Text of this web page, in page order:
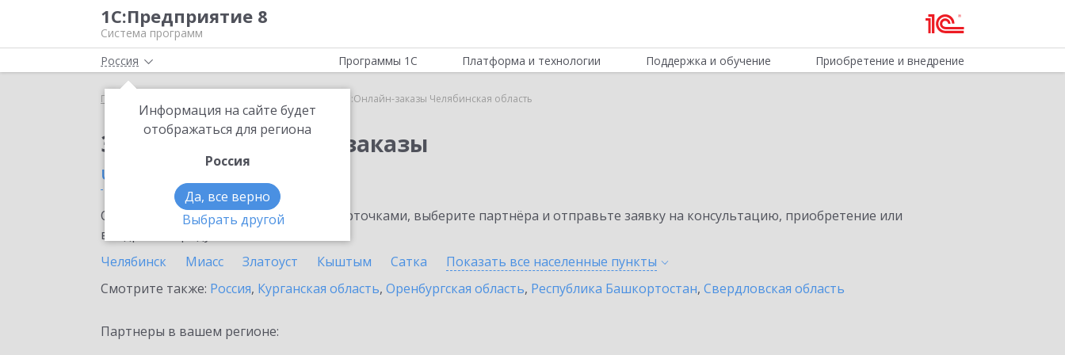
1С:Предприятие 8
Система программ
Россия
Информация на сайте будет
отображаться для региона
Россия
Да, все верно
Выбрать другой
Программы 1С Платформа и технологии Поддержка и обучение Приобретение и внедрение
Главная 1С:Онлайн-заказы Челябинская область
Заказать 1С:Онлайн-заказы
Челябинская область
Ознакомьтесь с информационными карточками, выберите партнёра и отправьте заявку на консультацию, приобретение или
внедрение продукта.
Челябинск
Миасс Златоуст Кыштым Сатка Показать все населенные пункты
Смотрите также: Россия, Курганская область, Оренбургская область, Республика Башкортостан, Свердловская область
Партнеры в вашем регионе: